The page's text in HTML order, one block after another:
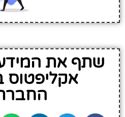
שתף את המידע
אקליפטוס